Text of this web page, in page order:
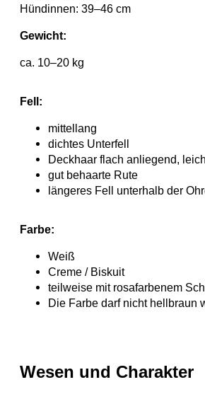
Hündinnen: 39–46 cm
Gewicht:
ca. 10–20 kg
Fell:
mittellang
dichtes Unterfell
Deckhaar flach anliegend,
gut behaarte Rute
längeres Fell unterhalb der
Farbe:
Weiß
Creme / Biskuit
teilweise mit rosafarbenem
Die Farbe darf nicht hellbraun
Wesen und Charakter